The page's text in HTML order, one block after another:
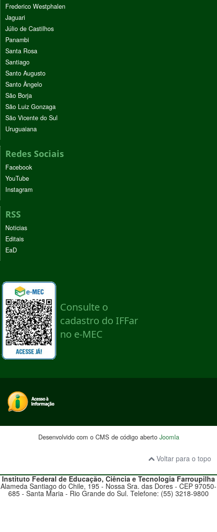
Frederico Westphalen
Jaguari
Júlio de Castilhos
Panambi
Santa Rosa
Santiago
Santo Augusto
Santo Ângelo
São Borja
São Luiz Gonzaga
São Vicente do Sul
Uruguaiana
Redes Sociais
Facebook
YouTube
Instagram
RSS
Noticias
Editais
EaD
Desenvolvido com o CMS de código aberto Joomla
Voltar para o topo
Instituto Federal de Educação, Ciência e TecnologiaFarroupilha
Alameda Santiago do Chile, 195 - Nossa Sra. das Dores - CEP 97050-
685 - Santa Maria - Rio Grande do Sul. Telefone: (55) 3218-9800